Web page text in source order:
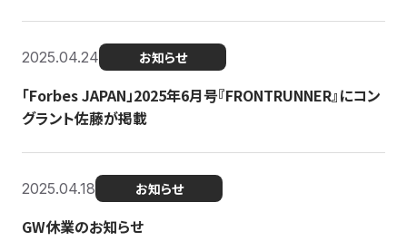
2025.04.24 お知らせ
「Forbes JAPAN」2025年6月号『FRONTRUNNER』にコン
グラント佐藤が掲載
2025.04.18 お知らせ
GW休業のお知らせ